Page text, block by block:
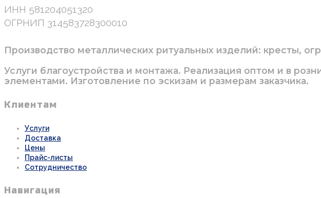
ИНН 581204051320
ОГРНИП 314583728300010
Производство металлических ритуальных изделий: кресты,
Услуги благоустройства и монтажа. Реализация оптом и в
элементами. Изготовление по эскизам и размерам заказчика.
Клиентам
Услуги
Доставка
Цены
Прайс-листы
Сотрудничество
Навигация